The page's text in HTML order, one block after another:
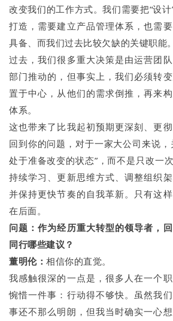
改变我们的工作方式。我们需要把“设
打造，需要建立产品管理体系，也需
具备、而我们过去比较欠缺的关键职能。
过去，我们很多重大决策是由运营团
部门推动的，但事实上，我们必须转
置于中心，从他们的需求倒推，再来
体系。
这也带来了比我起初预期更深刻、更
回到你的问题，对于一家大公司来说
处于准备改变的状态”，而不是只改一
持续学习、更新思维方式、调整组织
并保持更快节奏的自我革新。只有这
在后面。
问题：作为经历重大转型的领导者，
同行哪些建议？
董明伦：相信你的直觉。
我感触很深的一点是，很多人在一个
惋惜一件事：行动得不够快。虽然我
事还不那么明朗，但我当时确实一心